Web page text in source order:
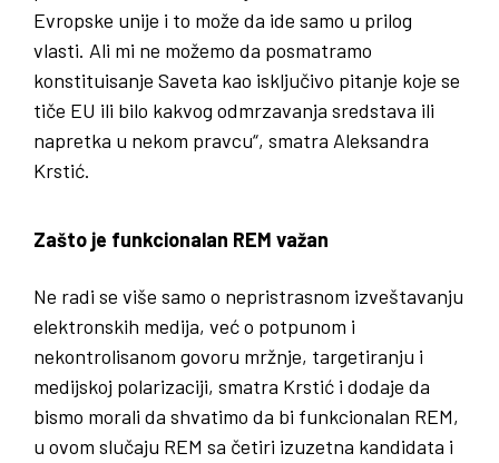
Evropske unije i to može da ide samo u prilog
vlasti. Ali mi ne možemo da posmatramo
konstituisanje Saveta kao isključivo pitanje koje se
tiče EU ili bilo kakvog odmrzavanja sredstava ili
napretka u nekom pravcu“, smatra Aleksandra
Krstić.
Zašto je funkcionalan REM važan
Ne radi se više samo o nepristrasnom izveštavanju
elektronskih medija, već o potpunom i
nekontrolisanom govoru mržnje, targetiranju i
medijskoj polarizaciji, smatra Krstić i dodaje da
bismo morali da shvatimo da bi funkcionalan REM,
u ovom slučaju REM sa četiri izuzetna kandidata i